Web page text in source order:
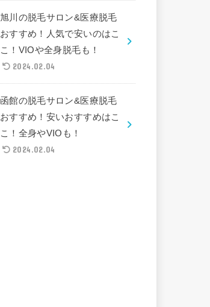
旭川の脱毛サロン&医療脱毛
おすすめ！人気で安いのはこ
こ！VIOや全身脱毛も！
2024.02.04
函館の脱毛サロン&医療脱毛
おすすめ！安いおすすめはこ
こ！全身やVIOも！
2024.02.04